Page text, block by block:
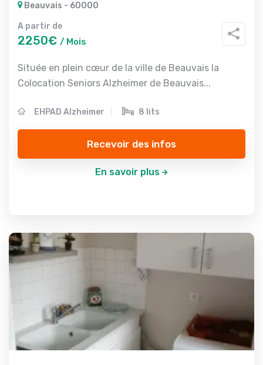
Beauvais - 60000
A partir de
2250€ / Mois
Située en plein cœur de la ville de Beauvais la
Colocation Seniors Alzheimer de Beauvais...
EHPAD Alzheimer 8 lits
Recevoir des infos
En savoir plus